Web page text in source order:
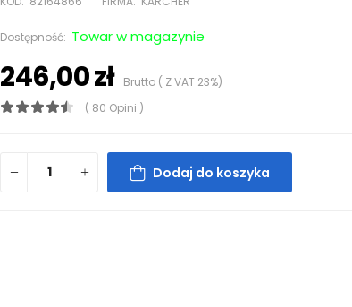
Dostępność: Towar w magazynie
246,00 złBrutto ( Z VAT 23%)
( 80 Opini )
Dodaj do koszyka